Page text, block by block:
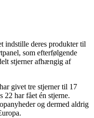
indstille deres produkter til
som efterfølgende
stjerner afhængig af
givet tre stjerner til 17
22 har fået én stjerne.
og dermed aldrig